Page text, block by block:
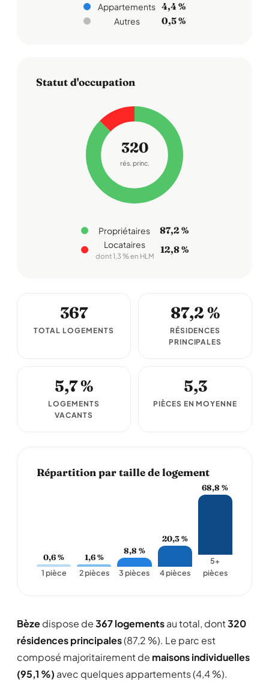
Appartements 4,4 %
Autres 0,5 %
Statut d'occupation
320
rés. princ.
Propriétaires 87,2 %
Locataires
dont 1,3 % en HLM
12,8 %
367
TOTAL LOGEMENTS
87,2 %
RÉSIDENCES
PRINCIPALES
5,7 %
LOGEMENTS
VACANTS
5,3
PIÈCES EN MOYENNE
Répartition par taille de logement
0,6 %
1 pièce
1,6 %
2 pièces
8,8 %
3 pièces
20,3 %
4 pièces
68,8 %
5+
pièces
Bèzedispose de367 logementsau total, dont320
résidences principales(87,2 %). Le parc est
composé majoritairement de maisons individuelles
(95,1 %) avec quelques appartements (4,4 %).